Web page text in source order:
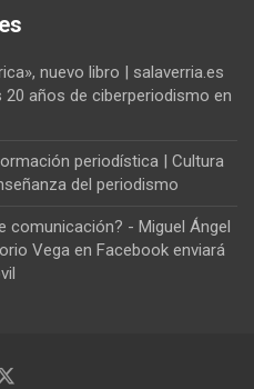
nuevo libro | salaverria.es
años de ciberperiodismo en
periodística | Cultura
del periodismo
comunicación? - Miguel Ángel
Vega en Facebook enviará